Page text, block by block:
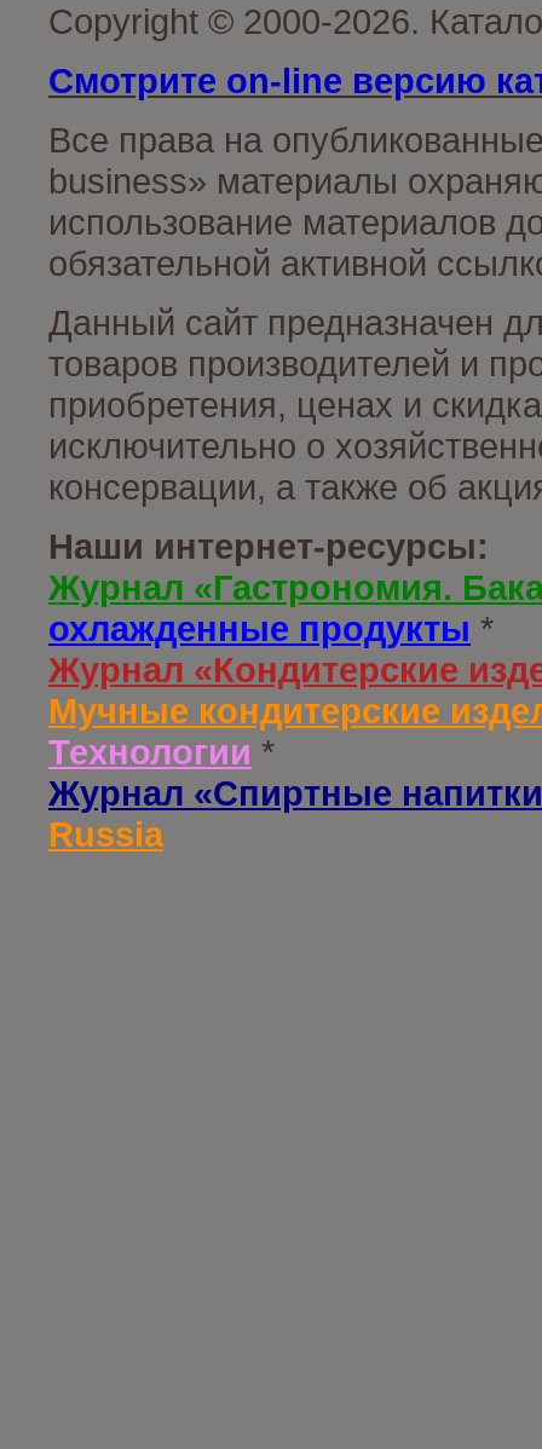
Copyright © 2000-2026.
Смотрите on-line версию
Все права на
business» материалы
использование материалов
обязательной активной
Данный сайт предназначен
товаров производителей и
приобретения, ценах и
исключительно о
консервации, а также об
Наши интернет-ресурсы:
Журнал «Гастрономия.
охлажденные продукты *
Журнал «Кондитерские
Мучные кондитерские
Технологии *
Журнал «Спиртные
Russia